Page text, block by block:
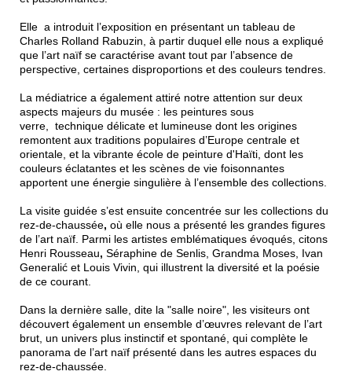
Elle a introduit l’exposition en présentant un tableau de
Charles Rolland Rabuzin, à partir duquel elle nous a expliqué
que l’art naïf se caractérise avant tout par l’absence de
perspective, certaines disproportions et des couleurs tendres.
La médiatrice a également attiré notre attention sur deux
aspects majeurs du musée : les peintures sous
verre,
technique délicate et lumineuse dont les origines
remontent aux traditions populaires d’Europe centrale et
orientale, et la vibrante école de peinture d'Haïti, dont les
couleurs éclatantes et les scènes de vie foisonnantes
apportent une énergie singulière à l’ensemble des collections.
La visite guidée s’est ensuite concentrée sur les collections du
rez‑de‑chaussée, où elle nous a présenté les grandes figures
de l’art naïf. Parmi les artistes emblématiques évoqués, citons
Henri Rousseau, Séraphine de Senlis Grandma Moses Ivan
Generalić et Louis Vivin , qui illustrent la diversité et la poésie
de ce courant.
Dans la dernière salle, dite la "salle noire", les visiteurs ont
découvert également un ensemble d’œuvres relevant de l’art
brut , un univers plus instinctif et spontané, qui complète le
panorama de l’art naïf présenté dans les autres espaces du
rez-de-chaussée.